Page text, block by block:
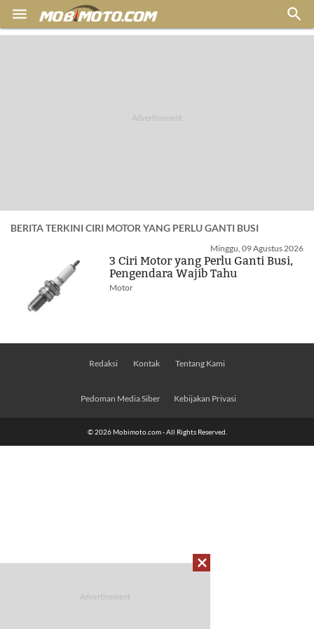
 
BERITA TERKINI CIRI MOTOR YANG PERLU GANTI BUSI
Minggu, 09 Agustus 2026
3 Ciri Motor yang Perlu Ganti Busi,
Pengendara Wajib Tahu
Motor
Redaksi Kontak Tentang Kami
Pedoman Media Siber Kebijakan Privasi
© 2026 Mobimoto.com - All Rights Reserved.
